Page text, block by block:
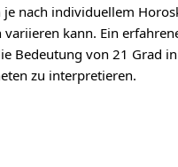
je nach individuellem
variieren kann. Ein
Bedeutung von 21 Grad
zu interpretieren.